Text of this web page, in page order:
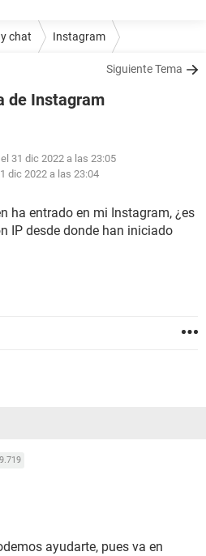
chat Instagram
Siguiente Tema
de Instagram
31 dic 2022 a las 23:05
dic 2022 a las 23:04
ha entrado en mi Instagram, ¿es
IP desde donde han iniciado
9.719
ayudarte, pues va en